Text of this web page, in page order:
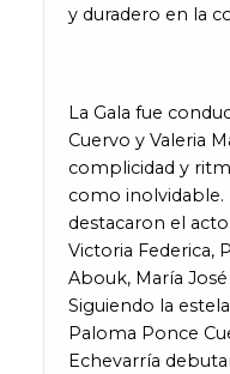
y duradero en la
La Gala fue
Cuervo y Valeria
complicidad y
como inolvidable.
destacaron el
Victoria Federica,
Abouk, María
Siguiendo la
Paloma Ponce
Echevarría